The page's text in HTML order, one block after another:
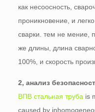
как несоосность,
проникновение, и
сварки. тем не мение,
же длины, длина
100%, и скорость
2, анализ
ВПВ стальная труба is
caused by